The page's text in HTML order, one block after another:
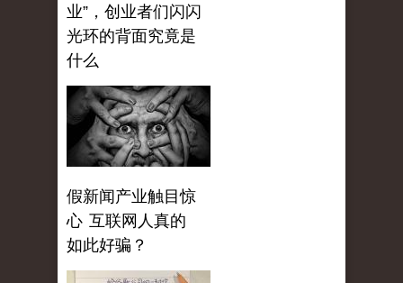
业”，创业者们闪闪
光环的背面究竟是
什么
假新闻产业触目惊
心 互联网人真的
如此好骗？